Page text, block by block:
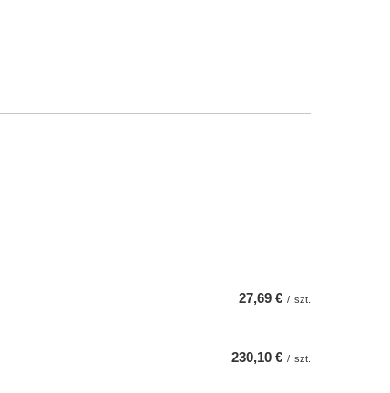
27,69 € / szt.
230,10 € / szt.